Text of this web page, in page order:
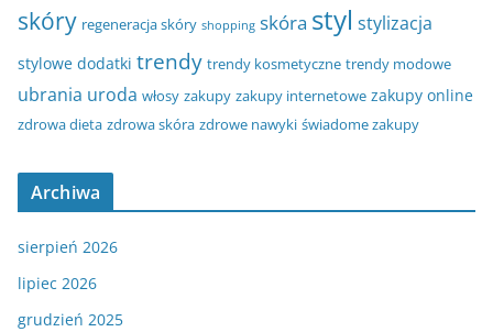
skóry regeneracja skóry shopping skóra styl stylizacja
stylowe dodatki trendy trendy kosmetyczne trendy modowe
ubrania uroda włosy zakupy zakupy internetowe zakupy online
zdrowa dieta zdrowa skóra zdrowe nawyki świadome zakupy
Archiwa
sierpień 2026
lipiec 2026
grudzień 2025